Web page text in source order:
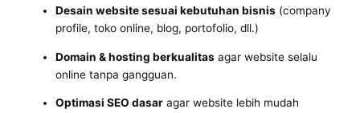
Desain website sesuai kebutuhan bisnis (company
profile, toko online, blog, portofolio, dll.)
Domain & hosting berkualitas agar website selalu
online tanpa gangguan.
Optimasi SEO dasar agar website lebih mudah